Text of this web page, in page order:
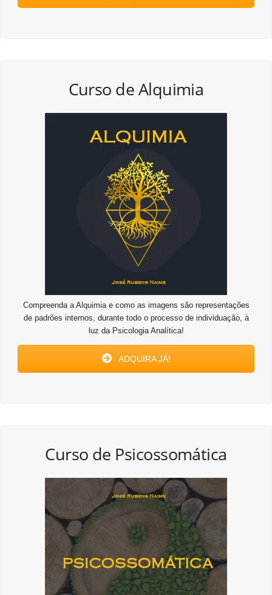
Curso de Alquimia
Compreenda a Alquimia e como as imagens são representações
de padrões internos, durante todo o processo de individuação, à
luz da Psicologia Analítica!
ADQUIRA JÁ!
Curso de Psicossomática